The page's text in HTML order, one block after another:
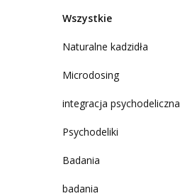
Wszystkie
Naturalne kadzidła
Microdosing
integracja psychodeliczna
Psychodeliki
Badania
badania